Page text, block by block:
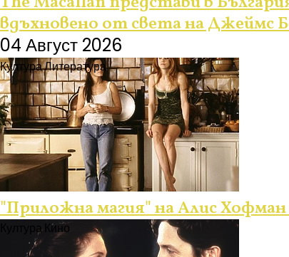
вдъхновено от света на Джеймс
04 Август 2026
КултураЛитература
"Приложна магия" на Алис
Култура Кино